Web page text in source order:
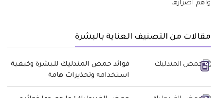
مقالات من التصنيف العناية بالبشرة
فوائد حمض المندليك للبشرة وكيفية
استخدامه وتحذيرات هامة